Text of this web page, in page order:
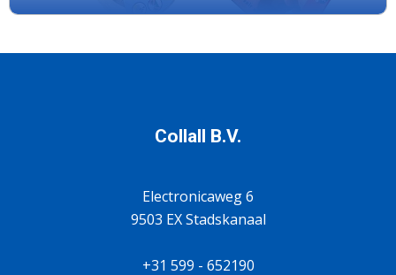
Collall B.V.
Electronicaweg 6
9503 EX Stadskanaal
+31 599 - 652190